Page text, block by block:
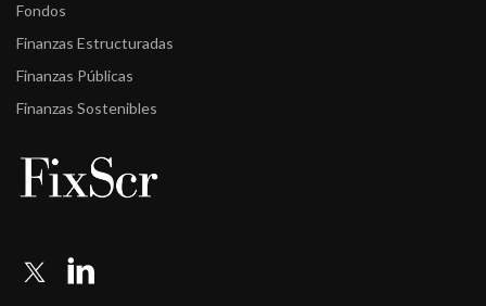
Fondos
Finanzas Estructuradas
Finanzas Públicas
Finanzas Sostenibles